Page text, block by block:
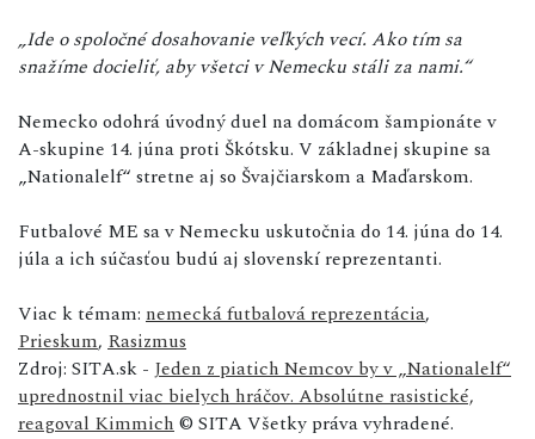
„Ide o spoločné dosahovanie veľkých vecí. Ako tím sa
snažíme docieliť, aby všetci v Nemecku stáli za nami.“
Nemecko odohrá úvodný duel na domácom šampionáte v
A-skupine 14. júna proti Škótsku. V základnej skupine sa
„Nationalelf“ stretne aj so Švajčiarskom a Maďarskom.
Futbalové ME sa v Nemecku uskutočnia do 14. júna do 14.
júla a ich súčasťou budú aj slovenskí reprezentanti.
Viac k témam: nemecká futbalová reprezentácia,
Prieskum, Rasizmus
Zdroj: SITA.sk - Jeden z piatich Nemcov by v „Nationalelf“
uprednostnil viac bielych hráčov. Absolútne rasistické,
reagoval Kimmich © SITA Všetky práva vyhradené.